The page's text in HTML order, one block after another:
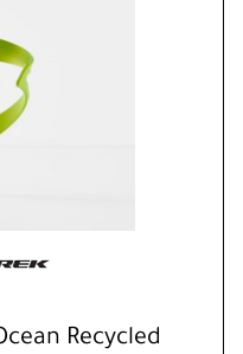
Recycled